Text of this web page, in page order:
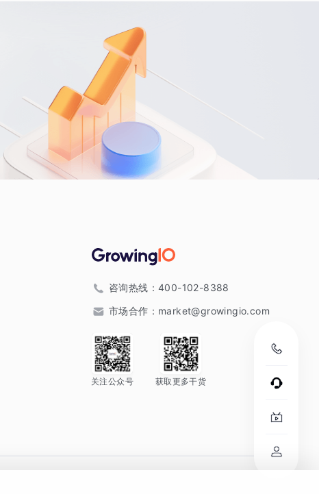
咨询热线： 400-102-8388
市场合作： market@growingio.com
关注公众号 获取更多干货